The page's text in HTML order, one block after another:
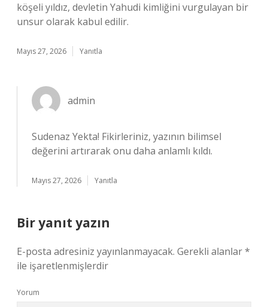
köşeli yıldız, devletin Yahudi kimliğini vurgulayan bir
unsur olarak kabul edilir.
Mayıs 27, 2026 Yanıtla
admin
Sudenaz Yekta! Fikirleriniz, yazının bilimsel
değerini artırarak onu daha anlamlı kıldı.
Mayıs 27, 2026 Yanıtla
Bir yanıt yazın
E-posta adresiniz yayınlanmayacak. Gerekli alanlar*
ile işaretlenmişlerdir
Yorum